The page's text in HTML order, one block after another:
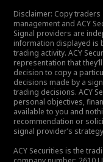
Disclaimer: Copy
management and ACY
Signal providers are
information displayed is
trading activity. ACY
representation that
decision to copy a
decisions made by a
trading decisions. ACY
personal objectives,
available to you and
recommendation or
signal provider’s
ACY Securities is the